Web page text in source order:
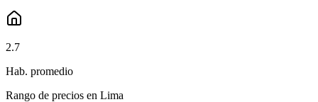
2.7
Hab. promedio
Rango de precios en Lima